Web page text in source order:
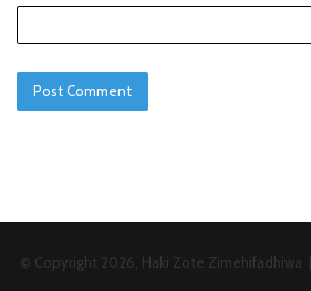
© Copyright 2026, Haki Zote Zimehifadhiwa |